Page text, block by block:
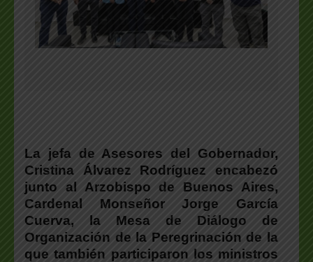
La jefa de Asesores del Gobernador,
Cristina Álvarez Rodríguez encabezó
junto al Arzobispo de Buenos Aires,
Cardenal Monseñor Jorge García
Cuerva, la Mesa de Diálogo de
Organización de la Peregrinación de la
que también participaron los ministros